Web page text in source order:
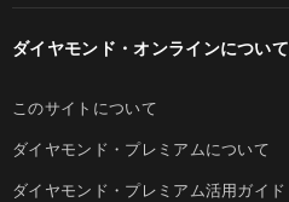
ダイヤモンド・オンラインについて
このサイトについて
ダイヤモンド・プレミアムについて
ダイヤモンド・プレミアム活用ガイド